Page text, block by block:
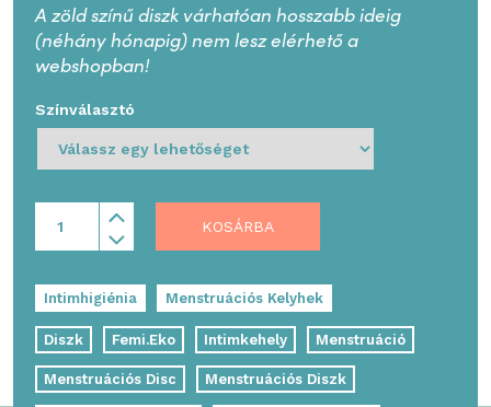
A zöld színű diszk várhatóan hosszabb ideig
(néhány hónapig) nem lesz elérhető a
webshopban!
Színválasztó
KOSÁRBA
Intimhigiénia Menstruációs Kelyhek
Diszk Femi.Eko Intimkehely Menstruáció
Menstruációs Disc Menstruációs Diszk